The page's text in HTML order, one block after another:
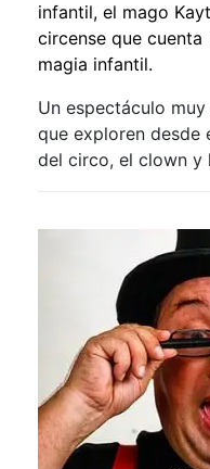
infantil, el mago
circense que
magia infantil.
Un espectáculo
que exploren desde
del circo, el clown y